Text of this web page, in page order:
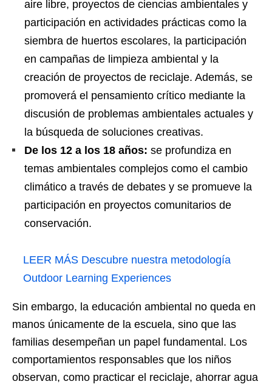
aire libre, proyectos de ciencias ambientales y
participación en actividades prácticas como la
siembra de huertos escolares, la participación
en campañas de limpieza ambiental y la
creación de proyectos de reciclaje. Además, se
promoverá el pensamiento crítico mediante la
discusión de problemas ambientales actuales y
la búsqueda de soluciones creativas.
De los 12 a los 18 años: se profundiza en
temas ambientales complejos como el cambio
climático a través de debates y se promueve la
participación en proyectos comunitarios de
conservación.
LEER MÁS Descubre nuestra metodología
Outdoor Learning Experiences
Sin embargo, la educación ambiental no queda en
manos únicamente de la escuela, sino que las
familias desempeñan un papel fundamental. Los
comportamientos responsables que los niños
observan, como practicar el reciclaje, ahorrar agua